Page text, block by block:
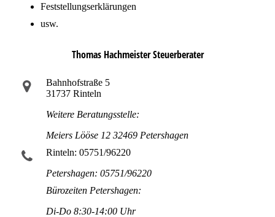
Feststellungserklärungen
usw.
Thomas Hachmeister Steuerberater
Bahnhofstraße 5
31737 Rinteln
Weitere Beratungsstelle:
Meiers Lööse 12 32469 Petershagen
Rinteln: 05751/96220
Petershagen: 05751/96220
Bürozeiten Petershagen:
Di-Do 8:30-14:00 Uhr